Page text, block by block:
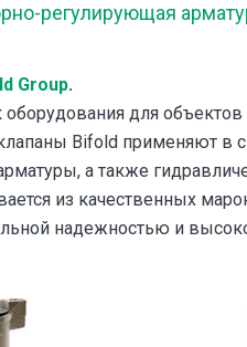
регулирующая
Group.
для объектов
Bifold применяют в
а также
из качественных
надежностью и